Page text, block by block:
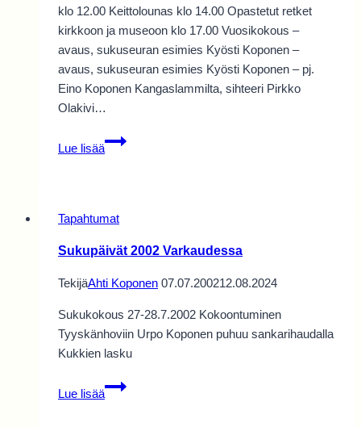
klo 12.00 Keittolounas klo 14.00 Opastetut retket
kirkkoon ja museoon klo 17.00 Vuosikokous –
avaus, sukuseuran esimies Kyösti Koponen –
avaus, sukuseuran esimies Kyösti Koponen – pj.
Eino Koponen Kangaslammilta, sihteeri Pirkko
Olakivi…
Lue lisää
Sukupäivät
2001
Tapahtumat
Sukupäivät 2002 Varkaudessa
TekijäAhti Koponen 07.07.200212.08.2024
Sukukokous 27-28.7.2002 Kokoontuminen
Tyyskänhoviin Urpo Koponen puhuu sankarihaudalla
Kukkien lasku
Lue lisää
Sukupäivät
2002